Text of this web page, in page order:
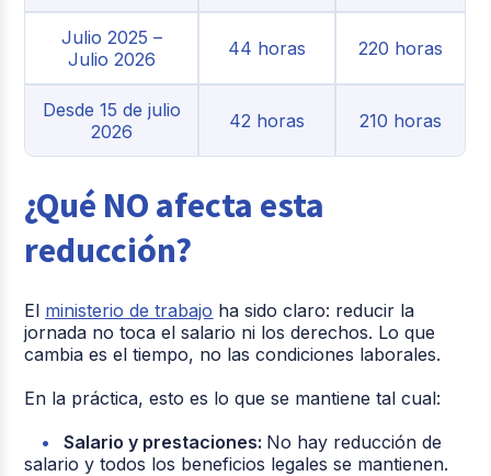
Julio 2025 –
Julio 2026
44 horas 220 horas
Desde 15 de julio
2026
42 horas 210 horas
¿Qué NO afecta esta
reducción?
El ministerio de trabajo ha sido claro: reducir la
jornada no toca el salario ni los derechos. Lo que
cambia es el tiempo, no las condiciones laborales.
En la práctica, esto es lo que se mantiene tal cual:
Salario y prestaciones: No hay reducción de
salario y todos los beneficios legales se mantienen.